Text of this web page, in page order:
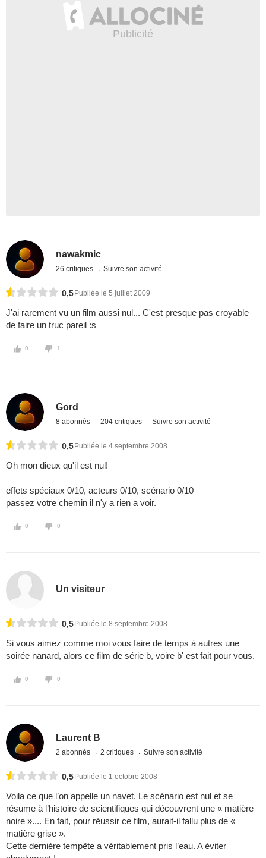
nawakmic
26 critiques Suivre son activité
0,5 Publiée le 5 juillet 2009
J'ai rarement vu un film aussi nul... C'est presque pas croyable
de faire un truc pareil :s
0 1
Gord
8 abonnés 204 critiques Suivre son activité
0,5 Publiée le 4 septembre 2008
Oh mon dieux qu'il est nul!
effets spéciaux 0/10, acteurs 0/10, scénario 0/10
passez votre chemin il n'y a rien a voir.
0 0
Un visiteur
0,5 Publiée le 8 septembre 2008
Si vous aimez comme moi vous faire de temps à autres une
soirée nanard, alors ce film de série b, voire b' est fait pour vous.
0 0
Laurent B
2 abonnés 2 critiques Suivre son activité
0,5 Publiée le 1 octobre 2008
Voila ce que l’on appelle un navet. Le scénario est nul et se
résume à l’histoire de scientifiques qui découvrent une « matière
noire ».... En fait, pour réussir ce film, aurait-il fallu plus de «
matière grise ».
Cette dernière tempête a véritablement pris l’eau. A éviter